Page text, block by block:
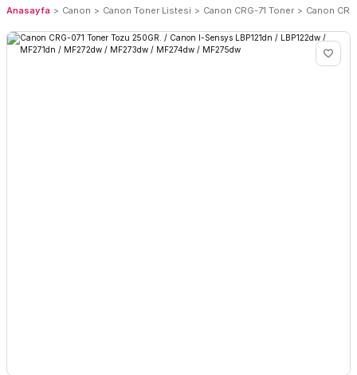
Anasayfa Canon Canon Toner Listesi Canon CRG-71 Toner Canon